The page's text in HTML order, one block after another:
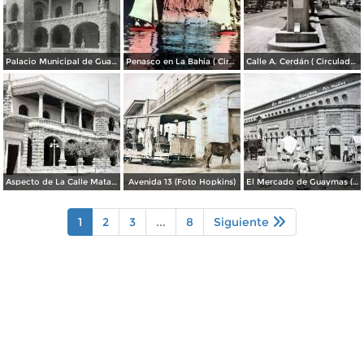
Palacio Municipal de Guaymas Penasco en La Bahia ( Circulada el 28 de Mayo de 1944 ). Calle A. Cerdán ( Circulada el 24 de Marzo de 1952 ).
Aspecto de La Calle Matamoros ( Mayo de 1920 ). Avenida 13 (Foto Hopkins) El Mercado de Guaymas (Foto Hopkins)
1 2 3 ... 8 Siguiente